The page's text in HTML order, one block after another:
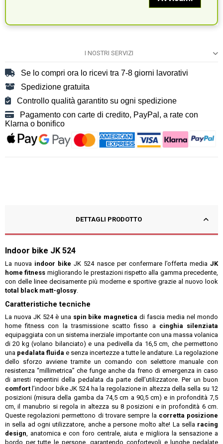
I NOSTRI SERVIZI
Se lo compri ora lo ricevi tra 7-8 giorni lavorativi
Spedizione gratuita
Controllo qualità garantito su ogni spedizione
Pagamento con carte di credito, PayPal, a rate con
Klarna o bonifico
DETTAGLI PRODOTTO
Indoor bike JK 524
La nuova indoor bike JK 524 nasce per confermare l’offerta mediaJK
home fitness migliorando le prestazioni rispetto alla gamma precedente,
con delle linee decisamente più moderne e sportive grazie al nuovo look
total black matt-glossy.
Caratteristiche tecniche
La nuova JK 524 è una spin bike magnetica di fascia media nel mondo
home fitness con la trasmissione scatto fisso a cinghia silenziata
equipaggiata con un sistema inerziale importante con una massa volanica
di 20 kg (volano bilanciato) e una pedivella da 16,5 cm, che permettono
una pedalata fluida e senza incertezze a tutte le andature. La regolazione
dello sforzo avviene tramite un comando con selettore manuale con
resistenza “millimetrica” che funge anche da freno di emergenza in caso
di arresti repentini della pedalata da parte dell’utilizzatore. Per un buon
comfortl’indoor bike JK 524 ha la regolazione in altezza della sella su 12
posizioni (misura della gamba da 74,5 cm a 90,5 cm) e in profondità 7,5
cm, il manubrio si regola in altezza su 8 posizioni e in profondità 6 cm.
Queste regolazioni permettono di trovare sempre la corretta posizione
in sella ad ogni utilizzatore, anche a persone molto alte! La sella racing
design, anatomica e con foro centrale, aiuta e migliora la sensazione a
bordo per tutte le persone, garantendo confortevoli e lunghe pedalate